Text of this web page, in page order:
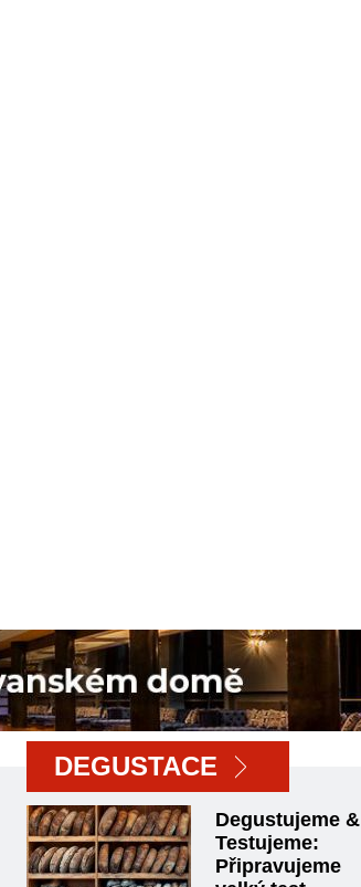
DEGUSTACE
Degustujeme &
Testujeme:
Připravujeme